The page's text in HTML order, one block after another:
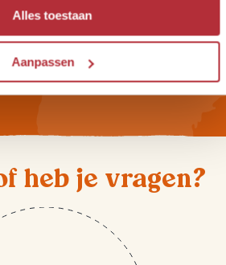
Alles toestaan
Aanpassen
als eerste op de
van onze Riksja
heb je vragen?